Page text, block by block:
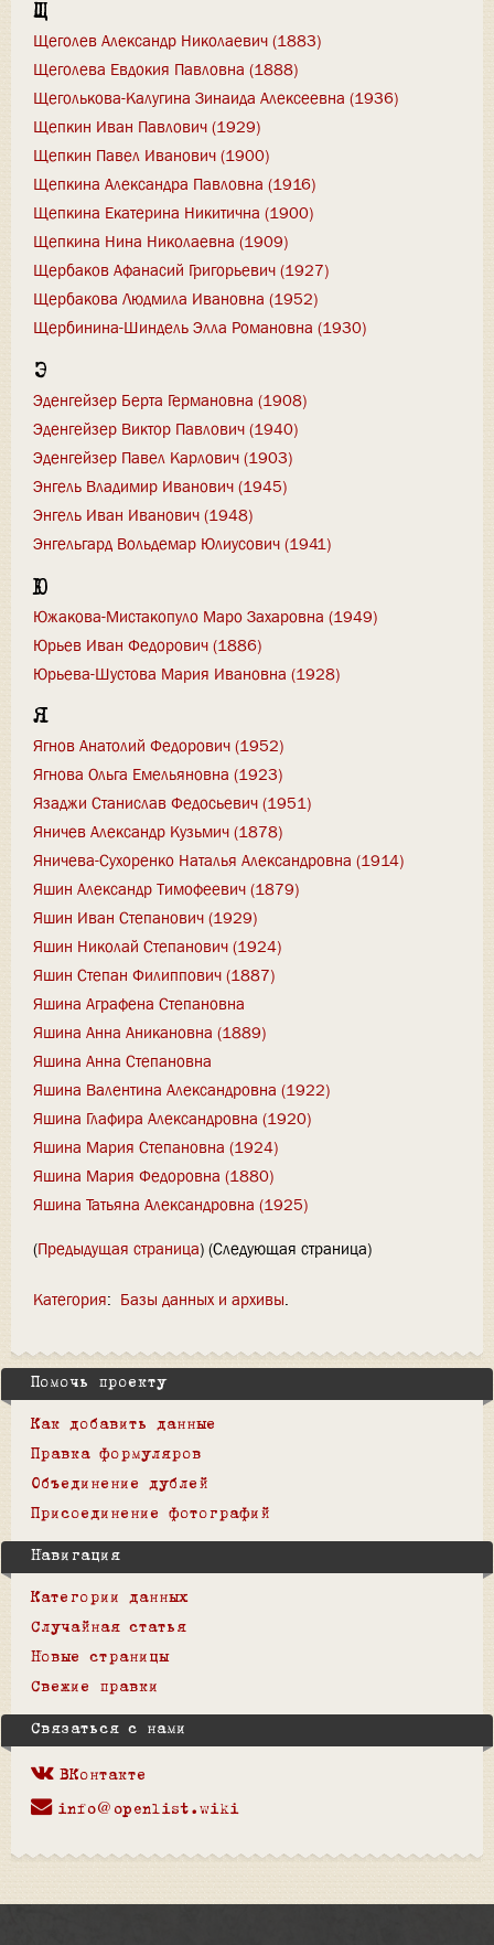
Щ
Щеголев Александр Николаевич (1883)
Щеголева Евдокия Павловна (1888)
Щеголькова-Калугина Зинаида Алексеевна (1936)
Щепкин Иван Павлович (1929)
Щепкин Павел Иванович (1900)
Щепкина Александра Павловна (1916)
Щепкина Екатерина Никитична (1900)
Щепкина Нина Николаевна (1909)
Щербаков Афанасий Григорьевич (1927)
Щербакова Людмила Ивановна (1952)
Щербинина-Шиндель Элла Романовна (1930)
Э
Эденгейзер Берта Германовна (1908)
Эденгейзер Виктор Павлович (1940)
Эденгейзер Павел Карлович (1903)
Энгель Владимир Иванович (1945)
Энгель Иван Иванович (1948)
Энгельгард Вольдемар Юлиусович (1941)
Ю
Южакова-Мистакопуло Маро Захаровна (1949)
Юрьев Иван Федорович (1886)
Юрьева-Шустова Мария Ивановна (1928)
Я
Ягнов Анатолий Федорович (1952)
Ягнова Ольга Емельяновна (1923)
Язаджи Станислав Федосьевич (1951)
Яничев Александр Кузьмич (1878)
Яничева-Сухоренко Наталья Александровна (1914)
Яшин Александр Тимофеевич (1879)
Яшин Иван Степанович (1929)
Яшин Николай Степанович (1924)
Яшин Степан Филиппович (1887)
Яшина Аграфена Степановна
Яшина Анна Аникановна (1889)
Яшина Анна Степановна
Яшина Валентина Александровна (1922)
Яшина Глафира Александровна (1920)
Яшина Мария Степановна (1924)
Яшина Мария Федоровна (1880)
Яшина Татьяна Александровна (1925)
(Предыдущая страница) (Следующая страница)
Категория: Базы данных и архивы
Помочь проекту
Как добавить данные
Правка формуляров
Объединение дублей
Присоединение фотографий
Навигация
Категории данных
Случайная статья
Новые страницы
Свежие правки
Связаться с нами
ВКонтакте
info@openlist.wiki